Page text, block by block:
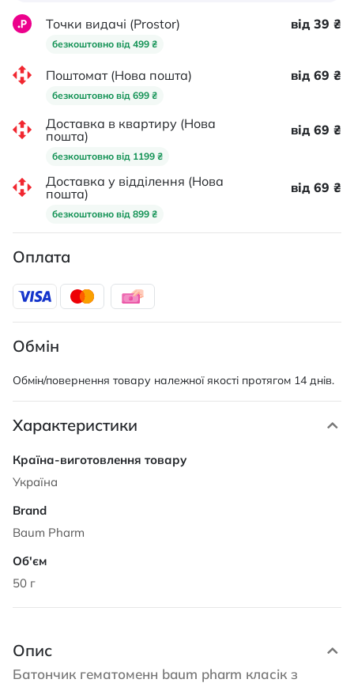
Точки видачі (Prostor)
безкоштовно від 499 ₴
від 39 ₴
Поштомат (Нова пошта)
безкоштовно від 699 ₴
від 69 ₴
Доставка в квартиру (Нова
пошта)
безкоштовно від 1199 ₴
від 69 ₴
Доставка у відділення (Нова
пошта)
безкоштовно від 899 ₴
від 69 ₴
Оплата
Обмін
Обмін/повернення товару належної якості протягом 14 днів.
Характеристики
Характеристики
Україна
Baum Pharm
50 г
Опис
Батончик гематоменн baum pharm класік з